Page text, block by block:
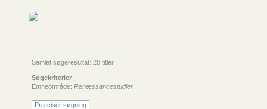
Samlet søgeresultat: 28 titler
Søgekriterier
Emneområde: Renæssancestudier
Præcisér søgning